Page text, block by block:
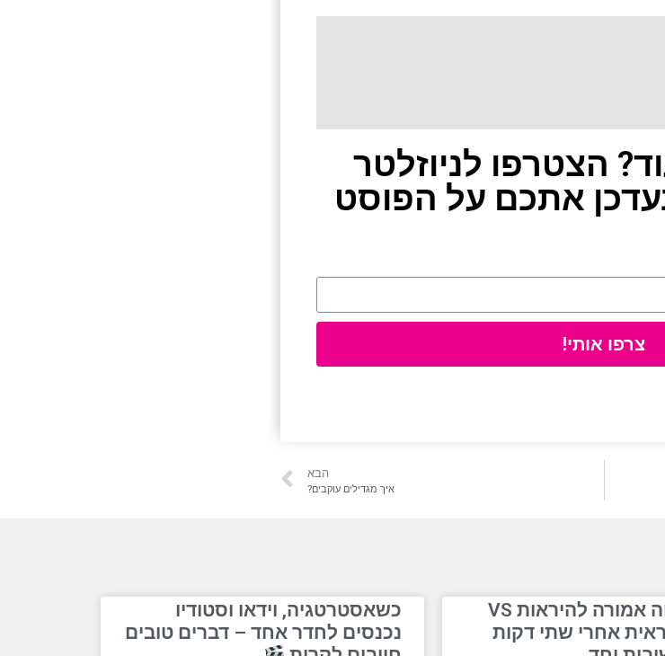
הצטרפו לניוזלטר
אתכם על הפוסט
צרפו אותי!
הבא
איך מגדילים עוקבים?
איך השיחה אמורה להיראות VS
אחרי שתי דקות
כשאסטרטגיה, וידאו וסטודיו
נכנסים לחדר אחד – דברים טובים